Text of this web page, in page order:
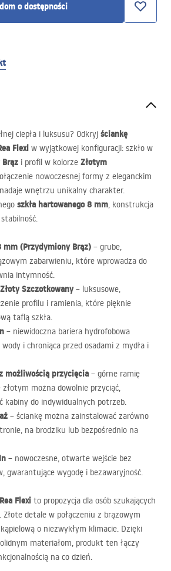
o dostępności
ciepła i luksusu? Odkryj ściankę
Flexi w wyjątkowej konfiguracji: szkło w
i profil w kolorze Złotym
nowoczesnej formy z eleganckim
wnętrzu unikalny charakter.
szkła hartowanego 8 mm, konstrukcja
mm (Przydymiony Brąz) – grube,
zabarwieniu, które wprowadza do
intymność.
Szczotkowany– luksusowe,
profilu i ramienia, które pięknie
taflą szkła.
– niewidoczna bariera hydrofobowa
wody i chroniąca przed osadami z mydła i
możliwością przycięcia – górne ramię
można dowolnie przyciąć,
kabiny do indywidualnych potrzeb.
– ściankę można zainstalować zarówno
na brodziku lub bezpośrednio na
– nowoczesne, otwarte wejście bez
gwarantujące wygodę i bezawaryjność.
Flexi to propozycja dla osób szukających
detale w połączeniu z brązowym
o niezwykłym klimacie. Dzięki
materiałom, produkt ten łączy
na co dzień.